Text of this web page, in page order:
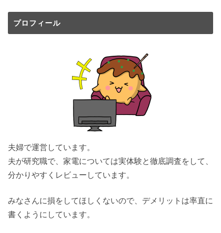
プロフィール
夫婦で運営しています。
夫が研究職で、家電については実体験と徹底調査をして、
分かりやすくレビューしています。
みなさんに損をしてほしくないので、デメリットは率直に
書くようにしています。